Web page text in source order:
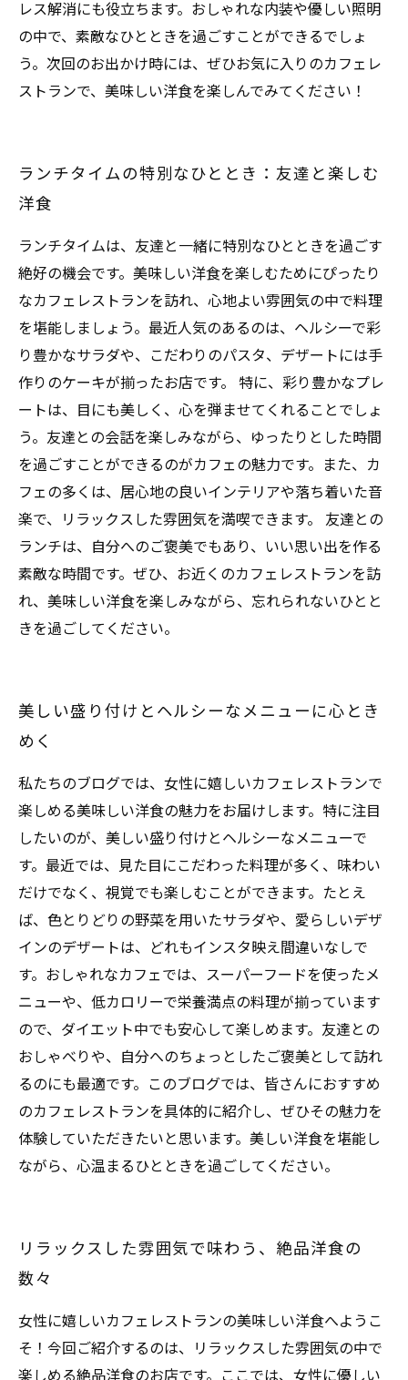
レス解消にも役立ちます。おしゃれな内装や優しい照明
の中で、素敵なひとときを過ごすことができるでしょ
う。次回のお出かけ時には、ぜひお気に入りのカフェレ
ストランで、美味しい洋食を楽しんでみてください！
ランチタイムの特別なひととき：友達と楽しむ
洋食
ランチタイムは、友達と一緒に特別なひとときを過ごす
絶好の機会です。美味しい洋食を楽しむためにぴったり
なカフェレストランを訪れ、心地よい雰囲気の中で料理
を堪能しましょう。最近人気のあるのは、ヘルシーで彩
り豊かなサラダや、こだわりのパスタ、デザートには手
作りのケーキが揃ったお店です。 特に、彩り豊かなプレ
ートは、目にも美しく、心を弾ませてくれることでしょ
う。友達との会話を楽しみながら、ゆったりとした時間
を過ごすことができるのがカフェの魅力です。また、カ
フェの多くは、居心地の良いインテリアや落ち着いた音
楽で、リラックスした雰囲気を満喫できます。 友達との
ランチは、自分へのご褒美でもあり、いい思い出を作る
素敵な時間です。ぜひ、お近くのカフェレストランを訪
れ、美味しい洋食を楽しみながら、忘れられないひとと
きを過ごしてください。
美しい盛り付けとヘルシーなメニューに心とき
めく
私たちのブログでは、女性に嬉しいカフェレストランで
楽しめる美味しい洋食の魅力をお届けします。特に注目
したいのが、美しい盛り付けとヘルシーなメニューで
す。最近では、見た目にこだわった料理が多く、味わい
だけでなく、視覚でも楽しむことができます。たとえ
ば、色とりどりの野菜を用いたサラダや、愛らしいデザ
インのデザートは、どれもインスタ映え間違いなしで
す。おしゃれなカフェでは、スーパーフードを使ったメ
ニューや、低カロリーで栄養満点の料理が揃っています
ので、ダイエット中でも安心して楽しめます。友達との
おしゃべりや、自分へのちょっとしたご褒美として訪れ
るのにも最適です。このブログでは、皆さんにおすすめ
のカフェレストランを具体的に紹介し、ぜひその魅力を
体験していただきたいと思います。美しい洋食を堪能し
ながら、心温まるひとときを過ごしてください。
リラックスした雰囲気で味わう、絶品洋食の
数々
女性に嬉しいカフェレストランの美味しい洋食へようこ
そ！今回ご紹介するのは、リラックスした雰囲気の中で
楽しめる絶品洋食のお店です。ここでは、女性に優しい